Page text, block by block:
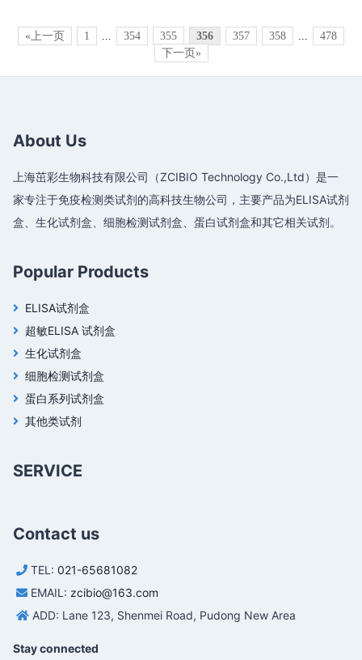
«上一页 1 ... 354 355 356 357 358 ...
478
下一页»
About Us
上海茁彩生物科技有限公司（ZCIBIO Technology Co.,Ltd）是一
家专注于免疫检测类试剂的高科技生物公司，主要产品为ELISA试剂
盒、生化试剂盒、细胞检测试剂盒、蛋白试剂盒和其它相关试剂。
Popular Products
ELISA试剂盒
超敏ELISA 试剂盒
生化试剂盒
细胞检测试剂盒
蛋白系列试剂盒
其他类试剂
SERVICE
Contact us
TEL: 021-65681082
EMAIL: zcibio@163.com
ADD: Lane 123, Shenmei Road, Pudong New Area
Stay connected